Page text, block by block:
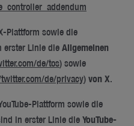
Plattform sowie die
erster Linie die Allgemeinen
de/tos) sowie
de/privacy) von X.
Plattform sowie die
in erster Linie die YouTube-